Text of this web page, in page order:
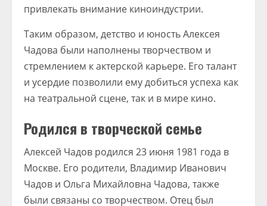
привлекать внимание киноиндустрии.
Таким образом, детство и юность Алексея
Чадова были наполнены творчеством и
стремлением к актерской карьере. Его талант
и усердие позволили ему добиться успеха как
на театральной сцене, так и в мире кино.
Родился в творческой семье
Алексей Чадов родился 23 июня 1981 года в
Москве. Его родители, Владимир Иванович
Чадов и Ольга Михайловна Чадова, также
были связаны со творчеством. Отец был